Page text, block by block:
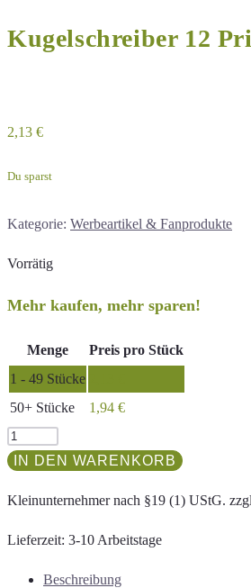
Kugelschreiber 12
2,13 €
Du sparst
Kategorie: Werbeartikel & Fanprodukte
Vorrätig
Mehr kaufen, mehr sparen!
Menge
Preis pro Stück
1 - 49 Stücke
50+ Stücke
1,94 €
Kugelschreiber
12
Menge
IN DEN WARENKORB
Kleinunternehmer nach §19 (1) UStG.
Lieferzeit: 3-10 Arbeitstage
Beschreibung